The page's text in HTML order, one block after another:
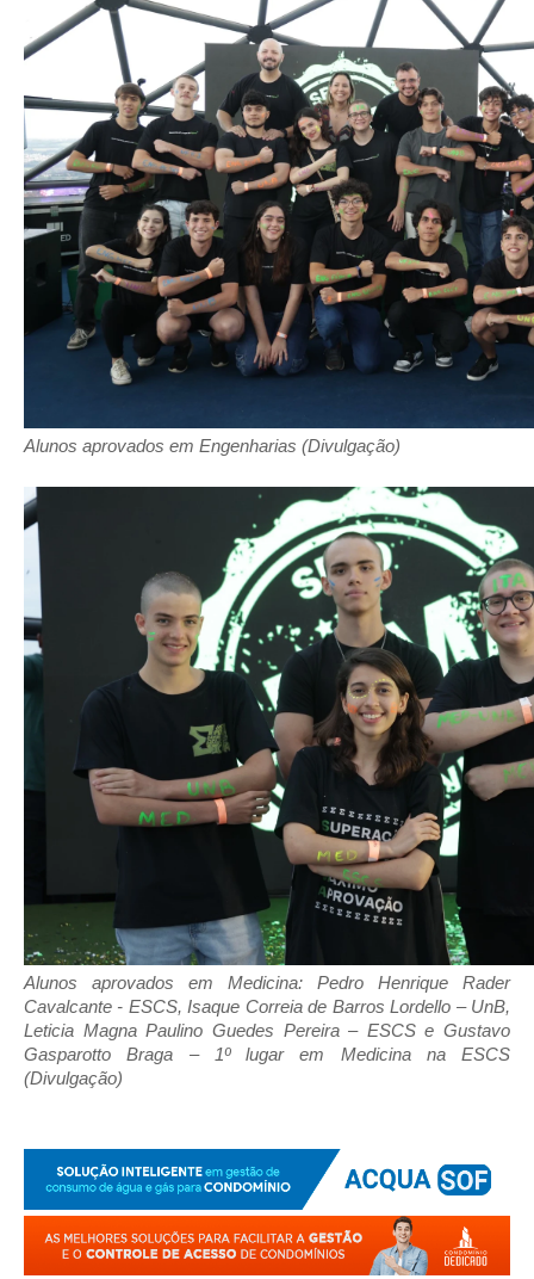
Alunos aprovados em Engenharias (Divulgação)
Alunos aprovados em Medicina: Pedro Henrique Rader
Cavalcante - ESCS, Isaque Correia de Barros Lordello – UnB,
Leticia Magna Paulino Guedes Pereira – ESCS e Gustavo
Gasparotto Braga – 1º lugar em Medicina na ESCS
(Divulgação)